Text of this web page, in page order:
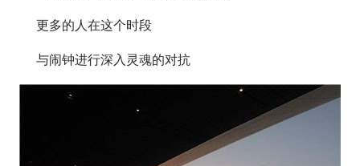
更多的人在这个时段
与闹钟进行深入灵魂的对抗